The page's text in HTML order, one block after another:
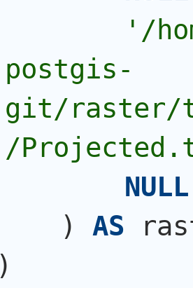
'/
postgis-
git/raster/
/
NULL
)
AS
)